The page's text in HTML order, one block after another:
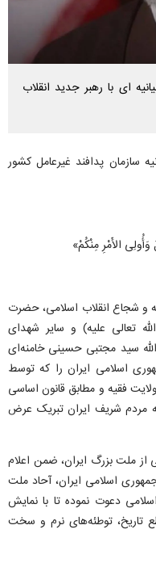
ای با رهبر جدید انقلاب
سازمان پدافند غیرعامل کشور
وَأُولِى الأَمْرِ مِنْکُمْ»
شجاع انقلاب اسلامی، حضرت
تعالی علیه) و سایر شهدای
سید مجتبی حسینی خامنه‌ای
اسلامی ایران را که توسط
فقیه و مطابق قانون اساسی
مردم شریف ایران تبریک عرض
از ملت بزرگ ایران، ضمن اعلام
اسلامی ایران، آحاد ملت
دعوت نموده تا با نمایش
توطئه‌های نرم و سخت